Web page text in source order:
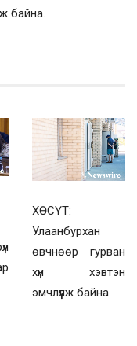
байна.
ХӨСҮТ:
Улаанбурхан
өвчнөөр гурван
хүн хэвтэн
эмчлүүлж байна